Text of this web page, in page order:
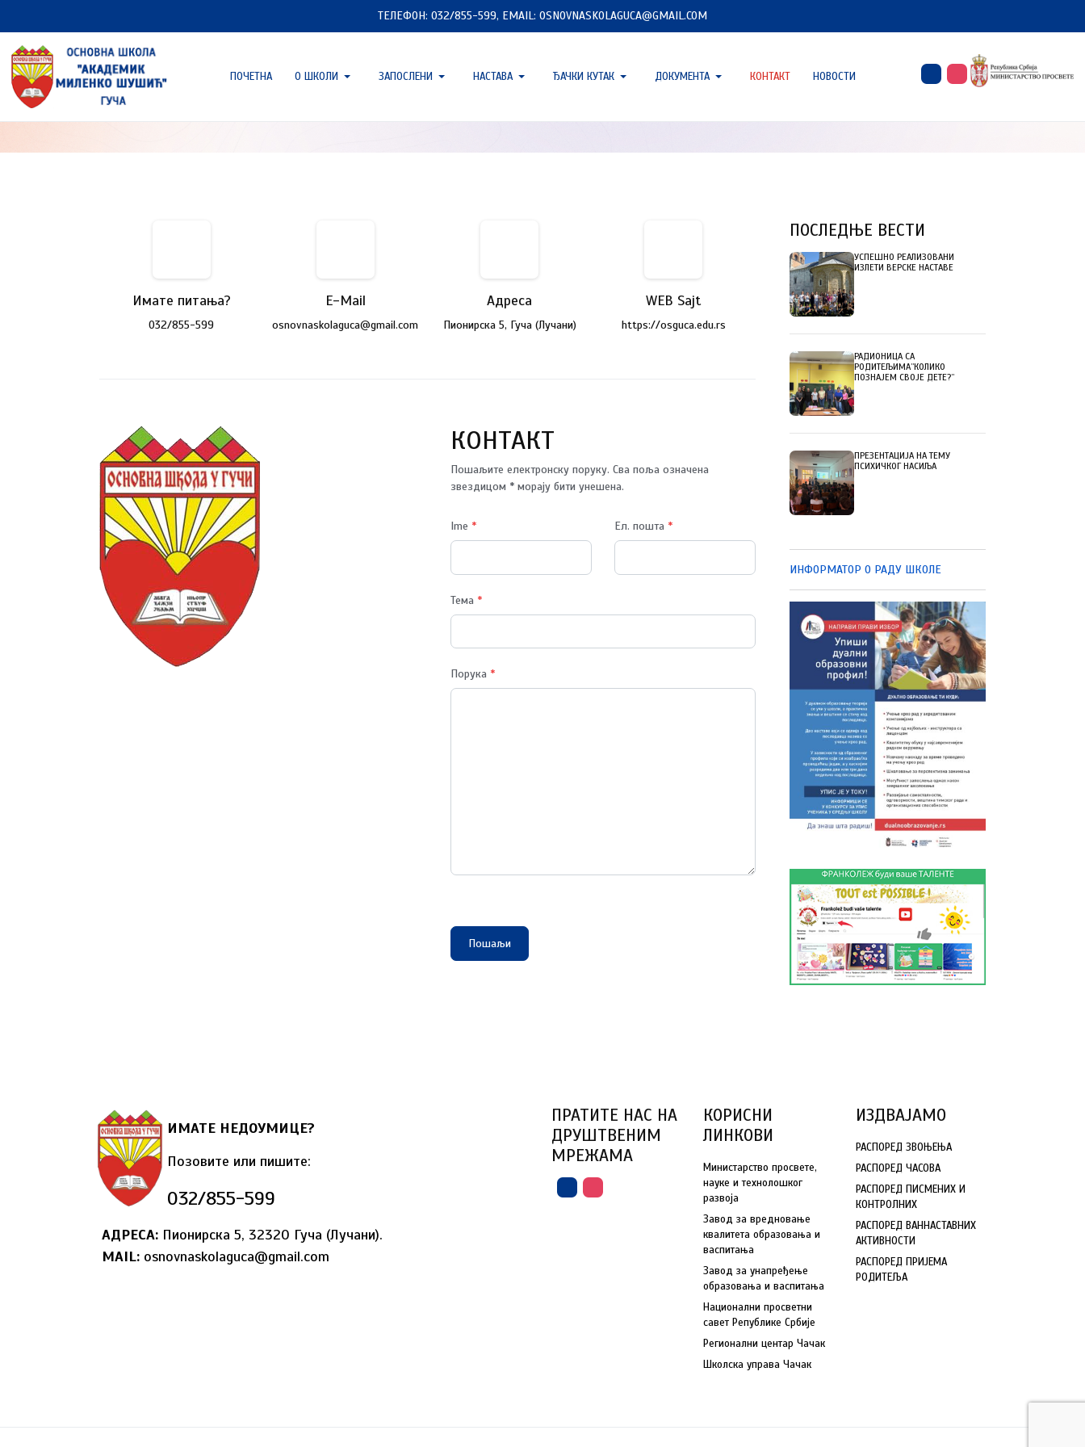
ТЕЛЕФОН: 032/855-599, EMAIL: OSNOVNASKOLAGUCA@GMAIL.COM
ПОЧЕТНА О ШКОЛИ ЗАПОСЛЕНИ НАСТАВА ЂАЧКИ КУТАК ДОКУМЕНТА КОНТАКТ НОВОСТИ
Имате питања?
032/855-599
E-Mail
osnovnaskolaguca@gmail.com
Адреса
Пионирска 5, Гуча (Лучани)
WEB Sajt
https://osguca.edu.rs
КОНТАКТ
Пошаљите електронску поруку. Сва поља означена
звездицом * морају бити унешена.
Ime * Ел. пошта *
Тема *
Порука *
Пошаљи
ПОСЛЕДЊЕ ВЕСТИ
УСПЕШНО РЕАЛИЗОВАНИ
ИЗЛЕТИ ВЕРСКЕ НАСТАВЕ
РАДИОНИЦА СА
РОДИТЕЉИМА”КОЛИКО
ПОЗНАЈЕМ СВОЈЕ ДЕТЕ?”
ПРЕЗЕНТАЦИЈА НА ТЕМУ
ПСИХИЧКОГ НАСИЉА
ИНФОРМАТОР О РАДУ ШКОЛЕ
ИМАТЕ НЕДОУМИЦЕ?
Позовите или пишите:
032/855-599
АДРЕСА: Пионирска 5, 32320 Гуча (Лучани).
MAIL: osnovnaskolaguca@gmail.com
ПРАТИТЕ НАС НА
ДРУШТВЕНИМ
МРЕЖАМА
КОРИСНИ
ЛИНКОВИ
Министарство просвете,
науке и технолошког
развоја
Завод за вредновање
квалитета образовања и
васпитања
Завод за унапређење
образовања и васпитања
Национални просветни
савет Републике Србије
Регионални центар Чачак
Школска управа Чачак
ИЗДВАЈАМО
РАСПОРЕД ЗВОЊЕЊА
РАСПОРЕД ЧАСОВА
РАСПОРЕД ПИСМЕНИХ И
КОНТРОЛНИХ
РАСПОРЕД ВАННАСТАВНИХ
АКТИВНОСТИ
РАСПОРЕД ПРИЈЕМА
РОДИТЕЉА